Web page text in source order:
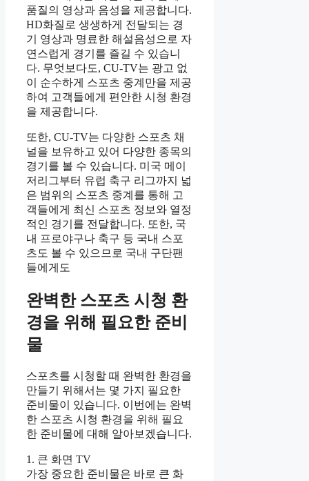
품질의 영상과 음성을 제공합니다.
HD화질로 생생하게 전달되는 경
기 영상과 명료한 해설음성으로 자
연스럽게 경기를 즐길 수 있습니
다. 무엇보다도, CU-TV는 광고 없
이 순수하게 스포츠 중계만을 제공
하여 고객들에게 편안한 시청 환경
을 제공합니다.
또한, CU-TV는 다양한 스포츠 채
널을 보유하고 있어 다양한 종목의
경기를 볼 수 있습니다. 미국 메이
저리그부터 유럽 축구 리그까지 넓
은 범위의 스포츠 중계를 통해 고
객들에게 최신 스포츠 정보와 열정
적인 경기를 전달합니다. 또한, 국
내 프로야구나 축구 등 국내 스포
츠도 볼 수 있으므로 국내 구단팬
들에게도
완벽한 스포츠 시청 환
경을 위해 필요한 준비
물
스포츠를 시청할 때 완벽한 환경을
만들기 위해서는 몇 가지 필요한
준비물이 있습니다. 이번에는 완벽
한 스포츠 시청 환경을 위해 필요
한 준비물에 대해 알아보겠습니다.
1. 큰 화면 TV
가장 중요한 준비물은 바로 큰 화